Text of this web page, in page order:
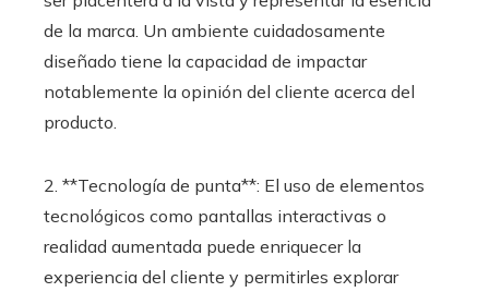
de la marca. Un ambiente cuidadosamente
diseñado tiene la capacidad de impactar
notablemente la opinión del cliente acerca del
producto.
2. **Tecnología de punta**: El uso de elementos
tecnológicos como pantallas interactivas o
realidad aumentada puede enriquecer la
experiencia del cliente y permitirles explorar